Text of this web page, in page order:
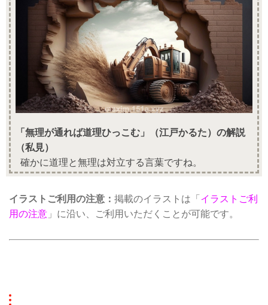
「無理が通れば道理ひっこむ」（江戸かるた）の解説
（私見）
確かに道理と無理は対立する言葉ですね。
イラストご利用の注意： 掲載のイラストは「 イラストご利
用の注意 」に沿い、ご利用いただくことが可能です。